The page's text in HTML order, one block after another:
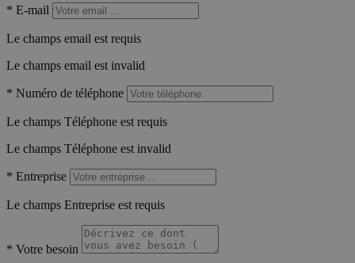
* E-mail
Le champs email est requis
Le champs email est invalid
* Numéro de téléphone
Le champs Téléphone est requis
Le champs Téléphone est invalid
* Entreprise
Le champs Entreprise est requis
* Votre besoin